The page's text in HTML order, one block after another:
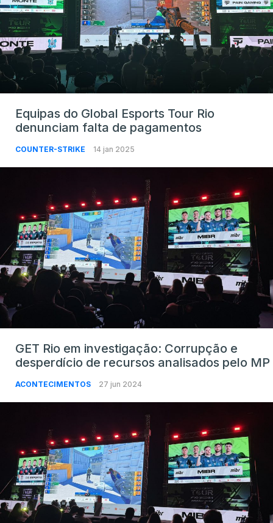
Equipas do Global Esports Tour Rio
denunciam falta de pagamentos
COUNTER-STRIKE 14 jan 2025
GET Rio em investigação: Corrupção e
desperdício de recursos analisados pelo MP
ACONTECIMENTOS 27 jun 2024